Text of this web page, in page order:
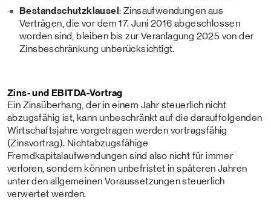
Bestandschutzklausel: Zinsaufwendungen aus
Verträgen, die vor dem 17. Juni 2016 abgeschlossen
worden sind, bleiben bis zur Veranlagung 2025 von der
Zinsbeschränkung unberücksichtigt.
Zins- und EBITDA-Vortrag
Ein Zinsüberhang, der in einem Jahr steuerlich nicht
abzugsfähig ist, kann unbeschränkt auf die darauffolgenden
Wirtschaftsjahre vorgetragen werden vortragsfähig
(Zinsvortrag). Nichtabzugsfähige
Fremdkapitalaufwendungen sind also nicht für immer
verloren, sondern können unbefristet in späteren Jahren
unter den allgemeinen Voraussetzungen steuerlich
verwertet werden.